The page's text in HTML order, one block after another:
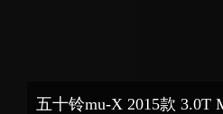
五十铃mu-X 2015款 3.0T